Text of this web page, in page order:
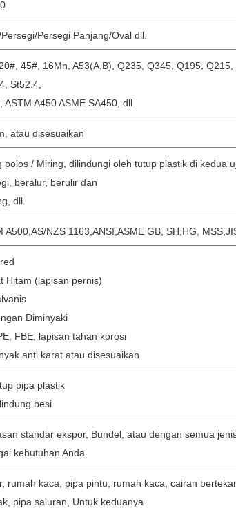
Persegi Panjang/Oval dll.
45#, 16Mn, A53(A,B), Q235, Q345, Q195, Q215,
St52.4,
ASTM A450 ASME SA450, dll
atau disesuaikan
polos / Miring, dilindungi oleh tutup plastik di kedua
beralur, berulir dan
dll.
A500,AS/NZS 1163,ANSI,ASME GB, SH,HG,
Hitam (lapisan pernis)
Diminyaki
FBE, lapisan tahan korosi
anti karat atau disesuaikan
pipa plastik
besi
standar ekspor, Bundel, atau dengan semua
kebutuhan Anda
rumah kaca, pipa pintu, rumah kaca, cairan
pipa saluran, Untuk keduanya